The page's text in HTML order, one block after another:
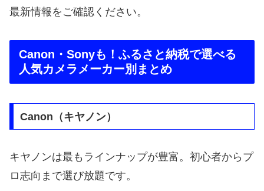
最新情報をご確認ください。
Canon・Sonyも！ふるさと納税で選べる
人気カメラメーカー別まとめ
Canon（キヤノン）
キヤノンは最もラインナップが豊富。初心者からプ
ロ志向まで選び放題です。